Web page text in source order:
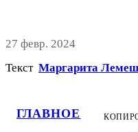
ГЛАВНОЕ
27 февр. 2024
Текст Маргарита